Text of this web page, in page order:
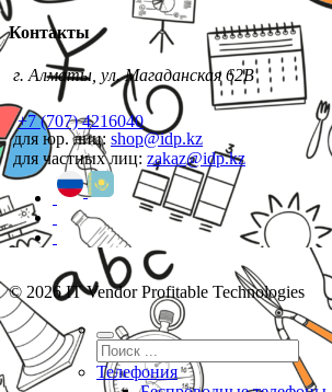
Контакты
г. Алматы, ул. Магаданская 62В
+7 (707) 4216040
для юр. лиц: shop@idp.kz
для частных лиц: zakaz@idp.kz
© 2026 IT Vendor Profitable Technologies
Телефония